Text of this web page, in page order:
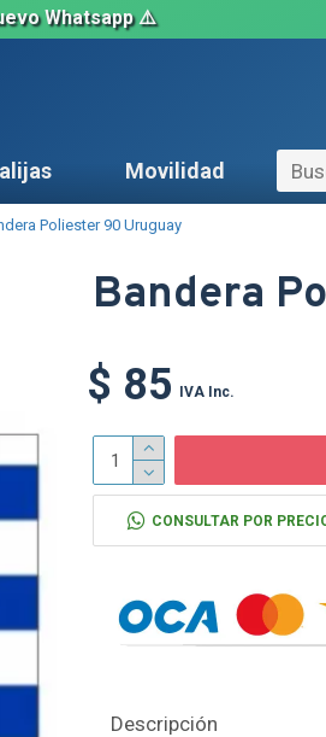
Whatsapp ⚠️
Movilidad
Poliester 90 Uruguay
Bandera
$ 85 IVA Inc.
CONSULTAR POR
Descripción